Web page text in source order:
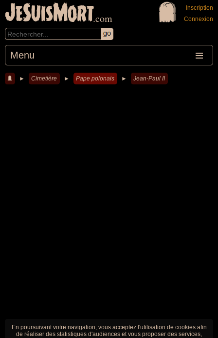
JeSuisMort.com
Menu
Inscription
Connexion
► Cimetière ► Pape polonais ► Jean-Paul II
En poursuivant votre navigation, vous acceptez l'utilisation de cookies afin
de réaliser des statistiques d'audiences et vous proposer des services,